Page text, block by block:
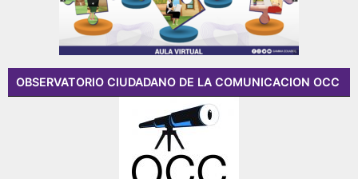
OBSERVATORIO CIUDADANO DE LA COMUNICACION OCC